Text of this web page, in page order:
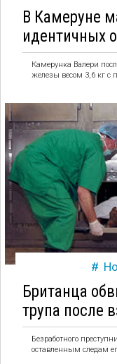
В Камеруне
идентичных
Камерунка Валери
железы весом 3,6 кг с
Британца
трупа после
Безработного
оставленным следам